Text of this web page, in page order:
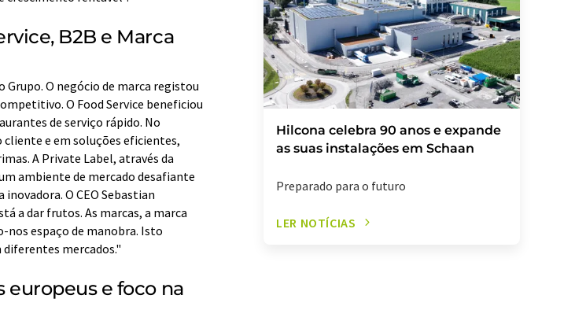
B2B e Marca
O negócio de marca registou
O Food Service beneficiou
de serviço rápido. No
e em soluções eficientes,
A Private Label, através da
ambiente de mercado desafiante
O CEO Sebastian
a dar frutos. As marcas, a marca
nos espaço de manobra. Isto
mercados."
europeus e foco na
Hilcona celebra 90 anos e expande
as suas instalações em Schaan
Preparado para o futuro
LER NOTÍCIAS